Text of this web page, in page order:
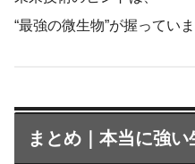
“最強の微生物”が握っていま
まとめ｜本当に強い